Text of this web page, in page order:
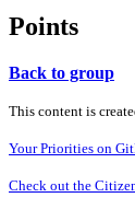
Points
Back to group
This content is
Your Priorities on
Check out the